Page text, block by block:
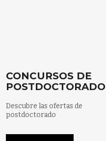
CONCURSOS DE
POSTDOCTORADO
Descubre las ofertas de
postdoctorado